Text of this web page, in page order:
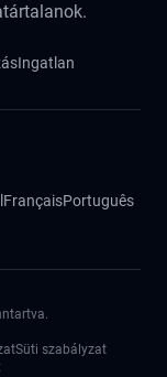
Ingatlan
FrançaisPortuguês
Süti szabályzat